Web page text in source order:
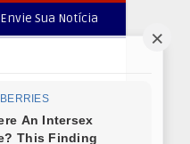
Envie Sua Notícia